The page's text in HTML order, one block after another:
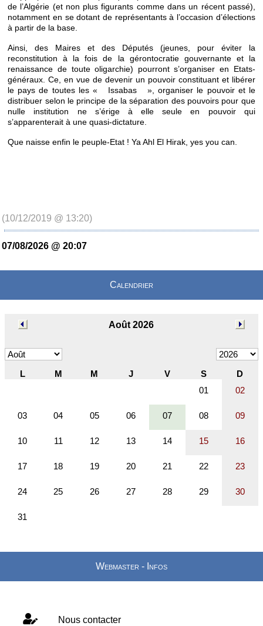
de l’Algérie (et non plus figurants comme dans un récent passé),
notamment en se dotant de représentants à l’occasion d’élections
à partir de la base.
Ainsi, des Maires et des Députés (jeunes, pour éviter la
reconstitution à la fois de la gérontocratie gouvernante et la
renaissance de toute oligarchie) pourront s’organiser en Etats-
généraux. Ce, en vue de devenir un pouvoir constituant et libérer
le pays de toutes les « Issabas », organiser le pouvoir et le
distribuer selon le principe de la séparation des pouvoirs pour que
nulle institution ne s’érige à elle seule en pouvoir qui
s’apparenterait à une quasi-dictature.
Que naisse enfin le peuple-Etat ! Ya Ahl El Hirak, yes you can.
(10/12/2019 @ 13:20)
07/08/2026 @ 20:07
Calendrier
Webmaster - Infos
Nous contacter